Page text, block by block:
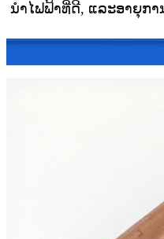
ນຳໄຟຟ້າທີ່ດີ, ແລະອາຍຸກາ